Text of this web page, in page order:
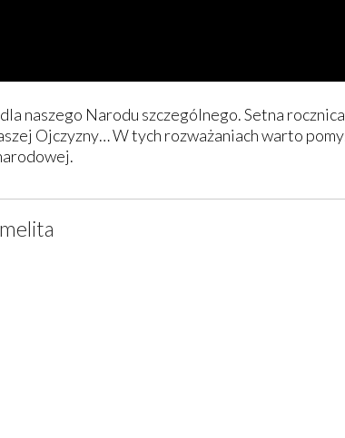
naszego Narodu szczególnego. Setna
Ojczyzny… W tych rozważaniach warto